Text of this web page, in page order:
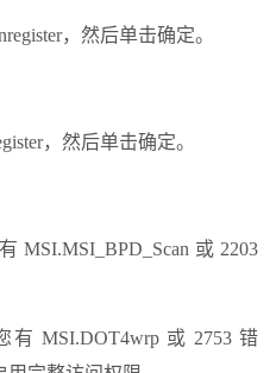
，然后单击确定。
，然后单击确定。
MSI.MSI_BPD_Scan 或 2203
MSI.DOT4wrp 或 2753 错